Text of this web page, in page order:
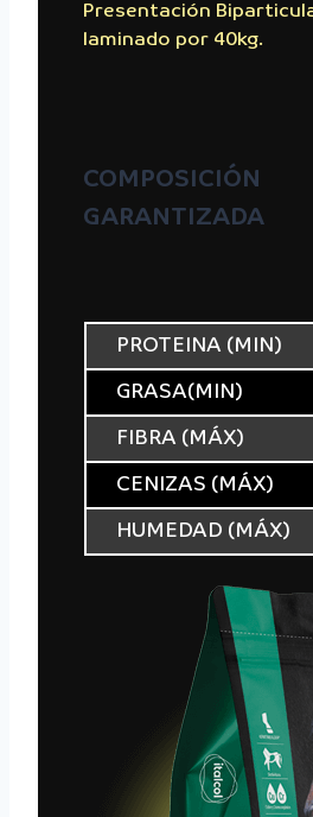
Presentación
laminado por 40kg.
COMPOSICIÓN
GARANTIZADA
PROTEINA (MIN)
GRASA(MIN)
FIBRA (MÁX)
CENIZAS (MÁX)
HUMEDAD (MÁX)